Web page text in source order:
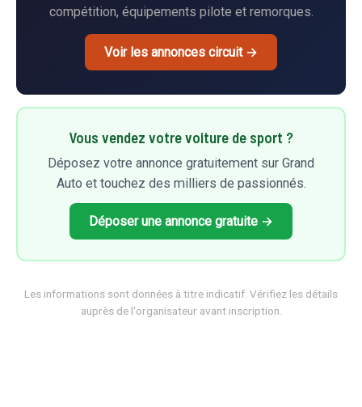
compétition, équipements pilote et remorques.
Voir les annonces circuit →
Vous vendez votre voiture de sport ?
Déposez votre annonce gratuitement sur Grand
Auto et touchez des milliers de passionnés.
Déposer une annonce gratuite →
Les informations sont données à titre indicatif. Vérifiez les détails
auprès de l'organisateur avant inscription.